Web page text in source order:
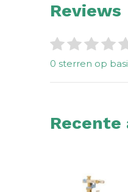
Reviews
0 sterren op